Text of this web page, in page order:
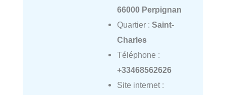
66000 Perpignan
Quartier : Saint-
Charles
Téléphone :
+33468562626
Site internet :